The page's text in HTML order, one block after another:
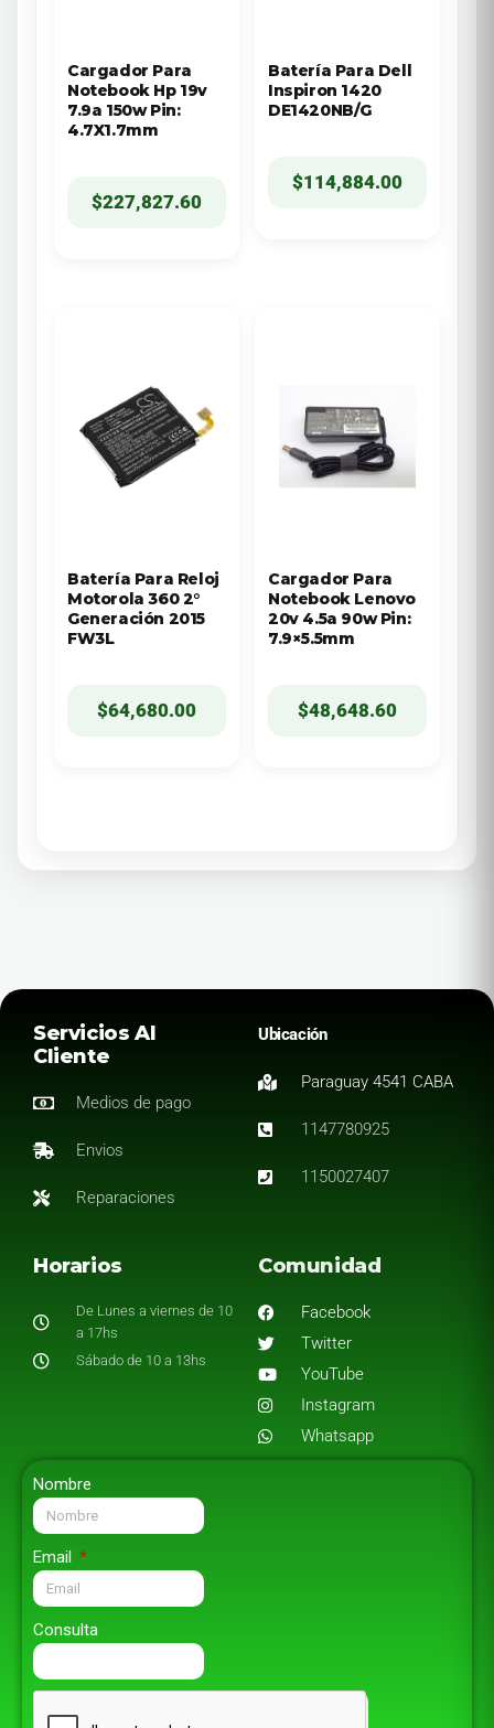
Cargador Para
Notebook Hp 19v
7.9a 150w Pin:
4.7X1.7mm
$227,827.60
Batería Para Dell
Inspiron 1420
DE1420NB/G
$114,884.00
Batería Para Reloj
Motorola 360 2°
Generación 2015
FW3L
$64,680.00
Cargador Para
Notebook Lenovo
20v 4.5a 90w Pin:
7.9×5.5mm
$48,648.60
Servicios Al
Cliente
Medios de pago
Envios
Reparaciones
Ubicación
Paraguay 4541 CABA
1147780925
1150027407
Horarios
De Lunes a viernes de 10
a 17hs
Sábado de 10 a 13hs
Comunidad
Facebook
Twitter
YouTube
Instagram
Whatsapp
Nombre
Email
Consulta